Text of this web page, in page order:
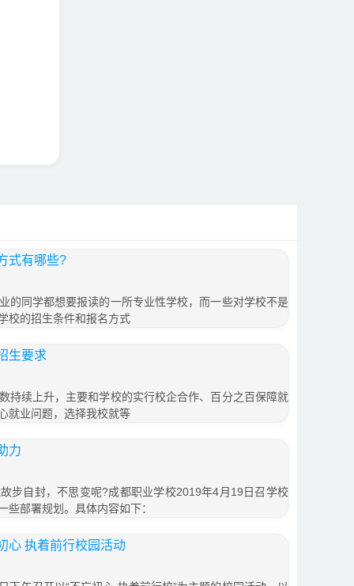
式有哪些?
的同学都想要报读的一所专业性学校，而一些对学校不是
校的招生条件和报名方式
生要求
持续上升，主要和学校的实行校企合作、百分之百保障就
就业问题，选择我校就等
力
步自封，不思变呢?成都职业学校2019年4月19日召学校
部署规划。具体内容如下：
心 执着前行校园活动